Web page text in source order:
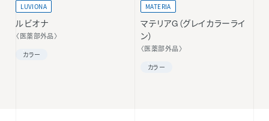
LUVIONA
ルビオナ
〈医薬部外品〉
カラー
MATERIA
マテリアG（グレイカラーライ
ン）
〈医薬部外品〉
カラー